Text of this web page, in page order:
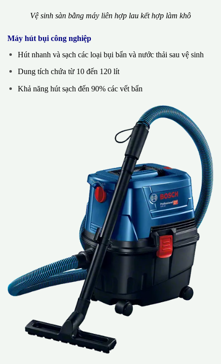
Vệ sinh sàn bằng máy liên hợp lau kết hợp làm khô
Máy hút bụi công nghiệp
Hút nhanh và sạch các loại bụi bẩn và nước thải sau vệ sinh
Dung tích chứa từ 10 đến 120 lít
Khả năng hút sạch đến 90% các vết bẩn